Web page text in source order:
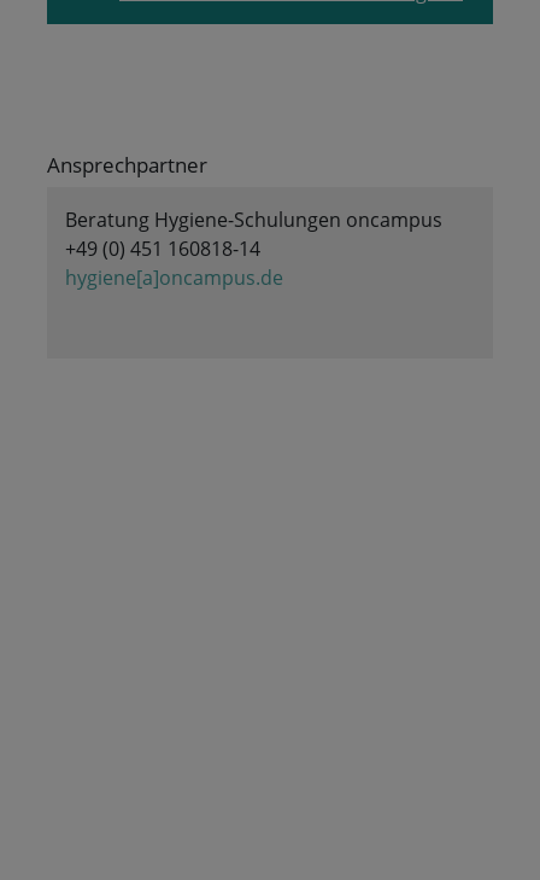
Ansprechpartner
Beratung Hygiene-Schulungen oncampus
+49 (0) 451 160818-14
hygiene[a]oncampus.de